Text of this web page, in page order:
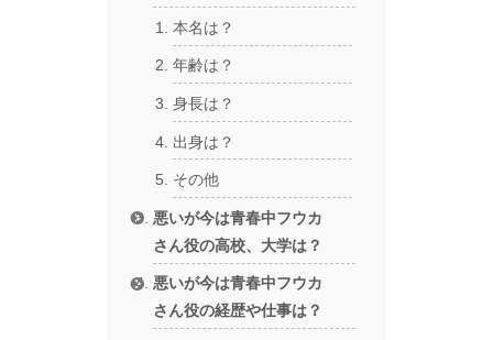
本名は？
年齢は？
身長は？
出身は？
その他
悪いが今は青春中フウカ
さん役の高校、大学は？
悪いが今は青春中フウカ
さん役の経歴や仕事は？